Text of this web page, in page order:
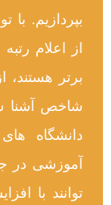
بپردازیم. با
از اعلام
برتر هستند،
شاخص آشنا
دانشگاه
آموزشی در
توانند با